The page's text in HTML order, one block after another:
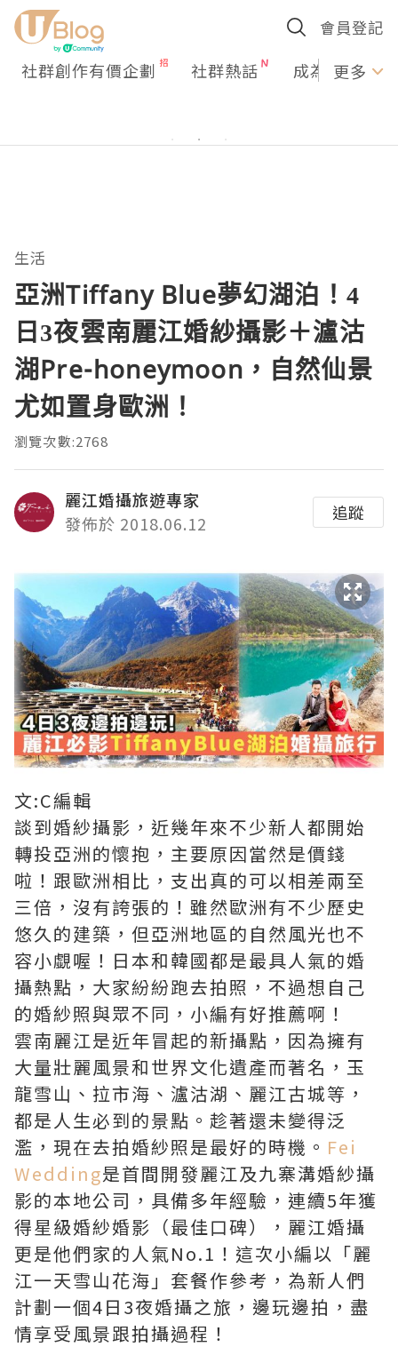
會員登記
社群創作有價企劃 社群熱話 成為U更多
生活
亞洲Tiffany Blue夢幻湖泊！4
日3夜雲南麗江婚紗攝影＋瀘沽
湖Pre-honeymoon，自然仙景
尤如置身歐洲！
瀏覽次數:2768
麗江婚攝旅遊專家
發佈於 2018.06.12
追蹤
文:C編輯
談到婚紗攝影，近幾年來不少新人都開始
轉投亞洲的懷抱，主要原因當然是價錢
啦！跟歐洲相比，支出真的可以相差兩至
三倍，沒有誇張的！雖然歐洲有不少歷史
悠久的建築，但亞洲地區的自然風光也不
容小覷喔！日本和韓國都是最具人氣的婚
攝熱點，大家紛紛跑去拍照，不過想自己
的婚紗照與眾不同，小編有好推薦啊！
雲南麗江是近年冒起的新攝點，因為擁有
大量壯麗風景和世界文化遺產而著名，玉
龍雪山、拉市海、瀘沽湖、麗江古城等，
都是人生必到的景點。趁著還未變得泛
濫，現在去拍婚紗照是最好的時機。 Fei
Wedding是首間開發麗江及九寨溝婚紗攝
影的本地公司，具備多年經驗，連續5年獲
得星級婚紗婚影（最佳口碑），麗江婚攝
更是他們家的人氣No.1！這次小編以「麗
江一天雪山花海」套餐作參考，為新人們
計劃一個4日3夜婚攝之旅，邊玩邊拍，盡
情享受風景跟拍攝過程！